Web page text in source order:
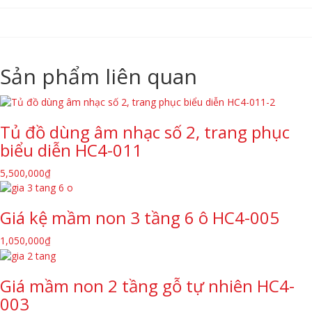
Sản phẩm liên quan
Tủ đồ dùng âm nhạc số 2, trang phục
biểu diễn HC4-011
5,500,000₫
Giá kệ mầm non 3 tầng 6 ô HC4-005
1,050,000₫
Giá mầm non 2 tầng gỗ tự nhiên HC4-
003